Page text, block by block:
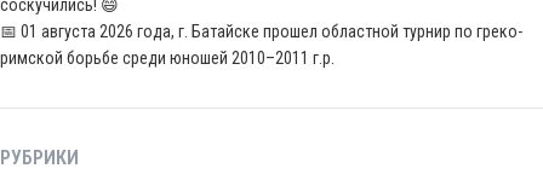
соскучились! 😄
📅 01 августа 2026 года, г. Батайске прошел областной турнир по греко-
римской борьбе среди юношей 2010–2011 г.р.
РУБРИКИ